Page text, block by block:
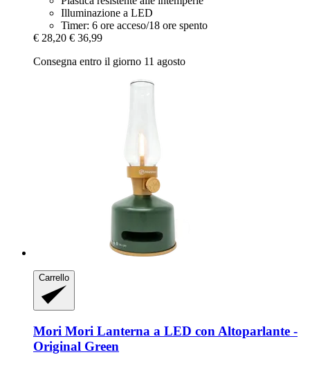
Illuminazione a LED
Timer: 6 ore acceso/18 ore spento
€ 28,20 € 36,99
Consegna entro il giorno 11 agosto
Carrello
Mori Mori Lanterna a LED con Altoparlante -​
Original Green